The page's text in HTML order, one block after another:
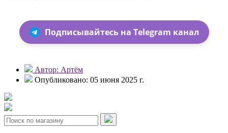
Подписывайтесь на Telegram канал
Автор: Артём
Опубликовано: 05 июня 2025 г.